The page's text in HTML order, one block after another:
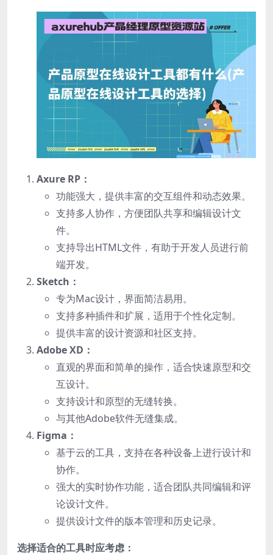
Axure RP：
功能强大，提供丰富的交互组件和动态效果。
支持多人协作，方便团队共享和编辑设计文
件。
支持导出HTML文件，有助于开发人员进行前
端开发。
Sketch：
专为Mac设计，界面简洁易用。
支持多种插件和扩展，适用于个性化定制。
提供丰富的设计资源和社区支持。
Adobe XD：
直观的界面和简单的操作，适合快速原型和交
互设计。
支持设计和原型的无缝转换。
与其他Adobe软件无缝集成。
Figma：
基于云的工具，支持在各种设备上进行设计和
协作。
强大的实时协作功能，适合团队共同编辑和评
论设计文件。
提供设计文件的版本管理和历史记录。
选择适合的工具时应考虑：